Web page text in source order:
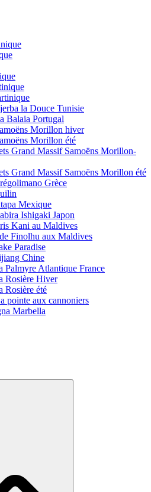
la Douce Tunisie
Balaia Portugal
Morillon hiver
Morillon été
Grand Massif Samoëns Morillon-
Grand Massif Samoëns Morillon été
Grèce
Mexique
Ishigaki Japon
Kani au Maldives
Finolhu aux Maldives
Paradise
Chine
Palmyre Atlantique France
Rosière Hiver
Rosière été
pointe aux cannoniers
Marbella